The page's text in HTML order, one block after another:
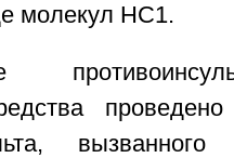
молекул НС1.
вызванного